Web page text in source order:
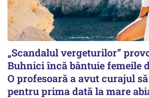
„Scandalul vergeturilor”
Buhnici încă bântuie femeile
O profesoară a avut curajul
pentru prima dată la mare